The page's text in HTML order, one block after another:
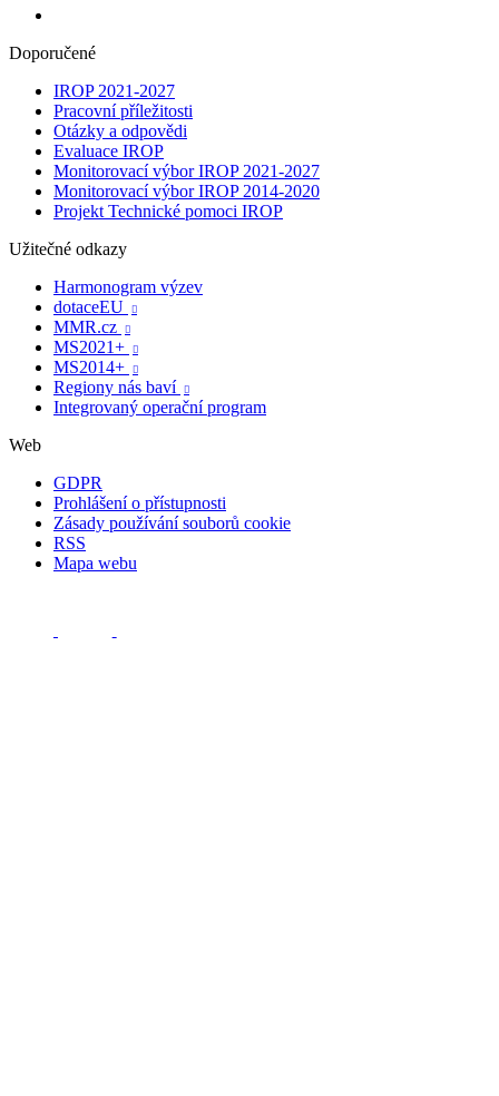
Doporučené
IROP 2021-2027
Pracovní příležitosti
Otázky a odpovědi
Evaluace IROP
Monitorovací výbor IROP 2021-2027
Monitorovací výbor IROP 2014-2020
Projekt Technické pomoci IROP
Užitečné odkazy
Harmonogram výzev
dotaceEU

MMR.cz 
MS2021+ 
MS2014+ 
Regiony nás baví 
Integrovaný operační program
Web
GDPR
Prohlášení o přístupnosti
Zásady používání souborů cookie
RSS
Mapa webu